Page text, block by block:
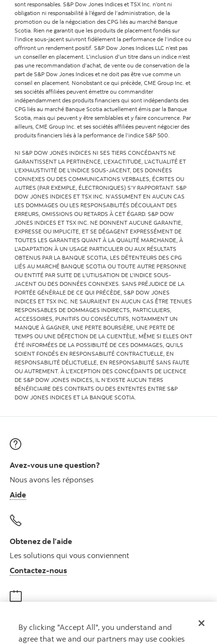
sont responsables. S&P Dow Jones Indices et TSX Inc. n’ont ni
obligation ni responsabilité à l’égard de l’administration, de la
promotion ou de la négociation des CPG liés au marché Banque
Scotia. Rien ne garantit que les produits de placement fondés sur
l’indice sous-jacent suivront fidèlement la performance de l’indice ou
offriront un rendement positif. S&P Dow Jones Indices LLC n’est pas
un conseiller en placement. L’inclusion d’un titre dans un indice n’est
pas une recommandation d’achat, de vente ou de conservation de la
part de S&P Dow Jones Indices et ne doit pas être vue comme un
conseil en placement. Nonobstant ce qui précède, CME Group Inc. et
ses sociétés affiliées peuvent émettre ou commanditer
indépendamment des produits financiers qui sont indépendants des
CPG liés au marché Banque Scotia actuellement émis par la Banque
Scotia, mais qui peuvent y être semblables et y faire concurrence. Par
ailleurs, CME Group Inc. et ses sociétés affiliées peuvent négocier des
produits financiers liés à la performance de l’indice S&P 500.
NI S&P DOW JONES INDICES NI SES TIERS CONCÉDANTS NE
GARANTISSENT LA PERTINENCE, L’EXACTITUDE, L’ACTUALITÉ ET
L’EXHAUSTIVITÉ DE L’INDICE SOUS-JACENT, DES DONNÉES
CONNEXES OU DES COMMUNICATIONS VERBALES, ÉCRITES OU
AUTRES (PAR EXEMPLE, ÉLECTRONIQUES) S’Y RAPPORTANT. S&P
DOW JONES INDICES ET TSX INC. N’ASSUMENT EN AUCUN CAS
LES DOMMAGES OU LES RESPONSABILITÉS DÉCOULANT DES
ERREURS, OMISSIONS OU RETARDS À CET ÉGARD. S&P DOW
JONES INDICES ET TSX INC. NE DONNENT AUCUNE GARANTIE,
EXPRESSE OU IMPLICITE, ET SE DÉGAGENT EXPRESSÉMENT DE
TOUTES LES GARANTIES QUANT À LA QUALITÉ MARCHANDE, À
L’ADAPTATION À UN USAGE PARTICULIER OU AUX RÉSULTATS
OBTENUS PAR LA BANQUE SCOTIA, LES DÉTENTEURS DES CPG
LIÉS AU MARCHÉ BANQUE SCOTIA OU TOUTE AUTRE PERSONNE
OU ENTITÉ PAR SUITE DE L’UTILISATION DE L’INDICE SOUS-
JACENT OU DES DONNÉES CONNEXES. SANS PRÉJUDICE DE LA
PORTÉE GÉNÉRALE DE CE QUI PRÉCÈDE, S&P DOW JONES
INDICES ET TSX INC. NE SAURAIENT EN AUCUN CAS ÊTRE TENUES
RESPONSABLES DE DOMMAGES INDIRECTS, PARTICULIERS,
ACCESSOIRES, PUNITIFS OU CONSÉCUTIFS, NOTAMMENT UN
MANQUE À GAGNER, UNE PERTE BOURSIÈRE, UNE PERTE DE
TEMPS OU UNE DÉFECTION DE LA CLIENTÈLE, MÊME SI ELLES ONT
ÉTÉ INFORMÉES DE LA POSSIBILITÉ DE CES DOMMAGES, QU’ILS
SOIENT FONDÉS EN RESPONSABILITÉ CONTRACTUELLE, EN
RESPONSABILITÉ DÉLICTUELLE, EN RESPONSABILITÉ SANS FAUTE
OU AUTREMENT. À L’EXCEPTION DES CONCÉDANTS DE LICENCE
DE S&P DOW JONES INDICES, IL N’EXISTE AUCUN TIERS
BÉNÉFICIAIRE DES CONTRATS OU DES ENTENTES ENTRE S&P
DOW JONES INDICES ET LA BANQUE SCOTIA.
Avez-vous une question?
Nous avons les réponses
Aide
Obtenez de l’aide
Les solutions qui vous conviennent
Contactez-nousAutres numéros, contactez-nous par
Rencontrez un conseiller
By clicking "Accept All", you understand and
agree that we and our partners may use cookies